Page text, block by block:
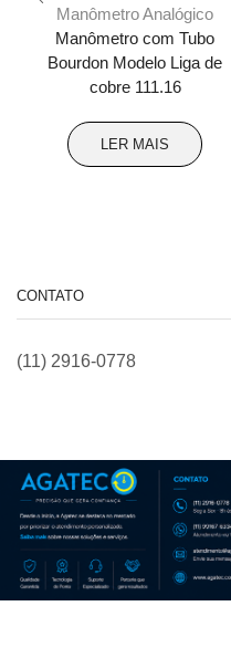
Manômetro Analógico
Manômetro com Tubo
Bourdon Modelo Liga de
cobre 111.16
LER MAIS
CONTATO
(11) 2916-0778